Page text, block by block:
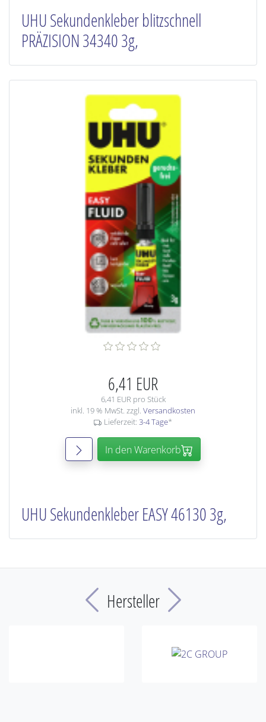
UHU Sekundenkleber blitzschnell
PRÄZISION 34340 3g,
6,41 EUR
6,41 EUR pro Stück
inkl. 19 % MwSt. zzgl. Versandkosten
Lieferzeit: 3-4 Tage*
In den Warenkorb
UHU Sekundenkleber EASY 46130 3g,
Previous
Hersteller